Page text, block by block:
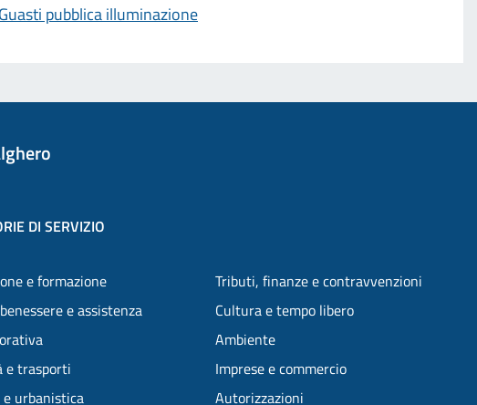
pubblica illuminazione
DI SERVIZIO
e formazione
e assistenza
e trasporti
urbanistica
Tributi, finanze e contravvenzioni
Cultura e tempo libero
Ambiente
Imprese e commercio
Autorizzazioni